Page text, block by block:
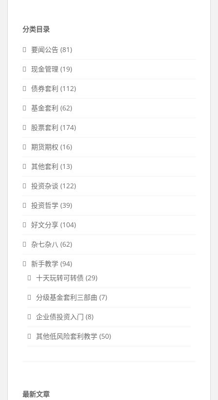
分类目录
要闻公告 (81)
现金管理 (19)
债券套利 (112)
基金套利 (62)
股票套利 (174)
期货期权 (16)
其他套利 (13)
投资杂谈 (122)
投资哲学 (39)
好文分享 (104)
杂七杂八 (62)
新手教学 (94)
十天玩转可转债 (29)
分级基金套利三部曲 (7)
企业债投资入门 (8)
其他低风险套利教学 (50)
最新文章